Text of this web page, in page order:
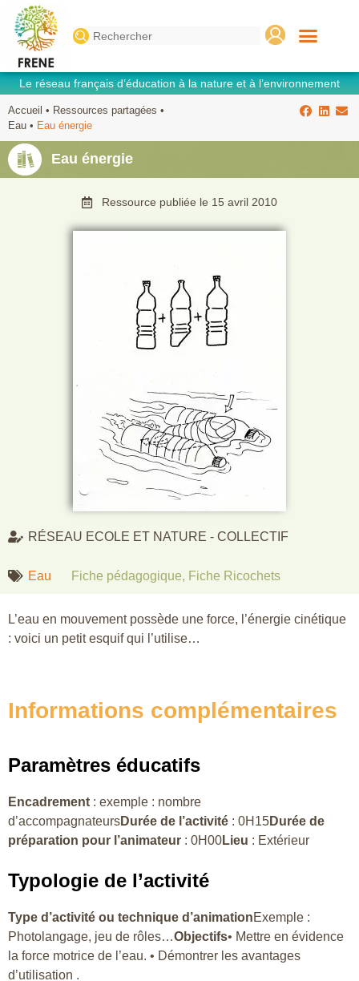
Search
for:
Le réseau français d’éducation à la nature et à l’environnement
Accueil • Ressources partagées •
Eau • Eau énergie
Eau énergie
L’eau en mouvement possède une force, l’énergie cinétique
: voici un petit esquif qui l’utilise…
Informations complémentaires
Paramètres éducatifs
Encadrement : exemple : nombre
d’accompagnateursDurée de l’activité : 0H15Durée de
préparation pour l’animateur : 0H00Lieu : Extérieur
Typologie de l’activité
Type d’activité ou technique d’animationExemple :
Photolangage, jeu de rôles…Objectifs• Mettre en évidence
la force motrice de l’eau. • Démontrer les avantages
d’utilisation .
Ressource publiée le 15 avril 2010
RÉSEAU ECOLE ET NATURE - COLLECTIF
Eau Fiche pédagogique, Fiche Ricochets